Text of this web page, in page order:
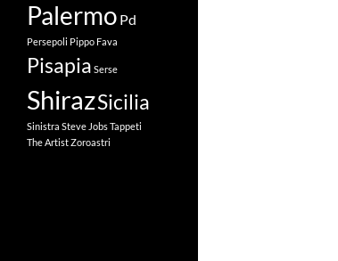
Palermo Pd
Persepoli Pippo Fava
Pisapia Serse
ShirazSicilia
Sinistra Steve JobsTappeti
The ArtistZoroastri